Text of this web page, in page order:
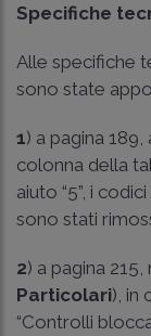
Specifiche
Alle specifiche
sono state
1) a pagina
colonna della
aiuto “5”, i
sono stati
2) a pagina
Particolari), in
“Controlli